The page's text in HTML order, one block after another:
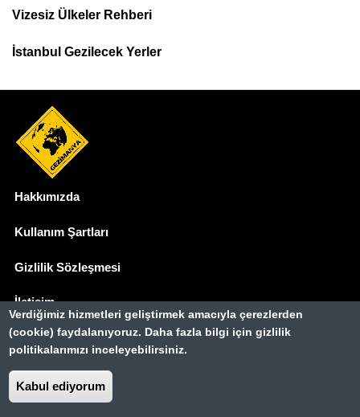
Menu
Vizesiz Ülkeler Rehberi
İstanbul Gezilecek Yerler
Hakkımızda
Kullanım Şartları
Gizlilik Sözleşmesi
İletişim
Basında Biz
Gezimanya Turizm, TÜRSAB'a kayıtlı bir
Belge no: A-8307
Verdiğimiz hizmetleri geliştirmek amacıyla çerezlerden
(cookie) faydalanıyoruz. Daha fazla bilgi için gizlilik
politikalarımızı inceleyebilirsiniz.
Kabul ediyorum